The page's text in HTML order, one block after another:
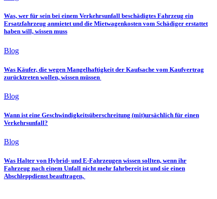
Was, wer für sein bei einem Verkehrsunfall beschädigtes Fahrzeug ein
Ersatzfahrzeug anmietet und die Mietwagenkosten vom Schädiger erstattet
haben will, wissen muss
Blog
Was Käufer, die wegen Mangelhaftigkeit der Kaufsache vom Kaufvertrag
zurücktreten wollen, wissen müssen
Blog
Wann ist eine Geschwindigkeitsüberschreitung (mit)ursächlich für einen
Verkehrsunfall?
Blog
Was Halter von Hybrid- und E-Fahrzeugen wissen sollten, wenn ihr
Fahrzeug nach einem Unfall nicht mehr fahrbereit ist und sie einen
Abschleppdienst beauftragen,